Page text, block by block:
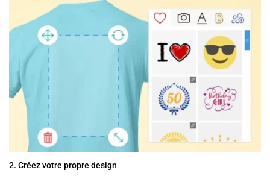
2. Créez votre propre design